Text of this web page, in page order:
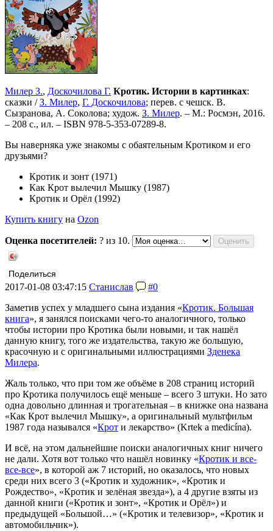
Милер З., Доскочилова Г. Кротик. Истории в картинках:
сказки /З. Милер, Г. Доскочилова; перев. с чешск. В.
Сызранова, А. Соколова; худож. З. Милер. – М.: Росмэн, 2016.
– 208 с., ил. – ISBN 978-5-353-07289-8.
Вы наверняка уже знакомы с обаятельным Кротиком и его
друзьями?
Кротик и зонт (1971)
Как Крот вылечил Мышку (1987)
Кротик и Орёл (1992)
Купить книгу на Ozon
Оценка посетителей: ? из 10.
Поделиться
2017-01-08 03:47:15 Станислав
#0
Заметив успех у младшего сына издания «Кротик. Большая
книга», я занялся поисками чего-то аналогичного, только
чтобы истории про Кротика были новыми, и так нашёл
данную книгу, того же издательства, такую же большую,
красочную и с оригинальными иллюстрациями Зденека
Милера.
Жаль только, что при том же объёме в 208 страниц историй
про Кротика получилось ещё меньше – всего 3 штуки. Но зато
одна довольно длинная и трогательная – в книжке она названа
«Как Крот вылечил Мышку», а оригинальный мультфильм
1987 года назывался «Крот и лекарство» (Krtek a medicína).
И всё, на этом дальнейшие поиски аналогичных книг ничего
не дали. Хотя вот только что нашёл новинку «Кротик и все-
все-все», в которой аж 7 историй, но оказалось, что новых
среди них всего 3 («Кротик и художник», «Кротик и
Рождество», «Кротик и зелёная звезда»), а 4 другие взяты из
данной книги («Кротик и зонт», «Кротик и Орёл») и
предыдущей «Большой…» («Кротик и телевизор», «Кротик и
автомобильчик»).